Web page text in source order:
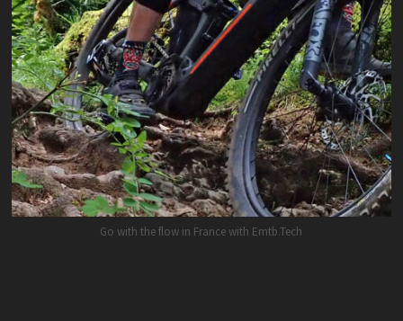
Go with the flow in France with Emtb.Tech